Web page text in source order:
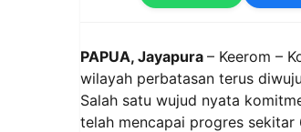
PAPUA, Jayapura – Keerom –
wilayah perbatasan terus
Salah satu wujud nyata
telah mencapai progres sekitar